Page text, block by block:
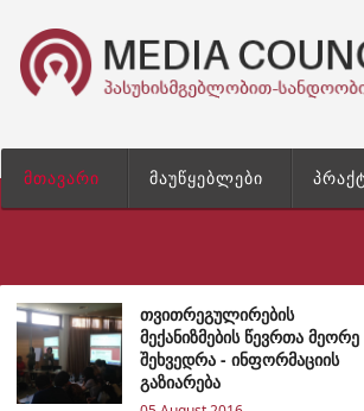
მთავარი მაუწყებლები
თვითრეგულირების
მექანიზმების წევრთა მეორე
შეხვედრა - ინფორმაციის
გაზიარება